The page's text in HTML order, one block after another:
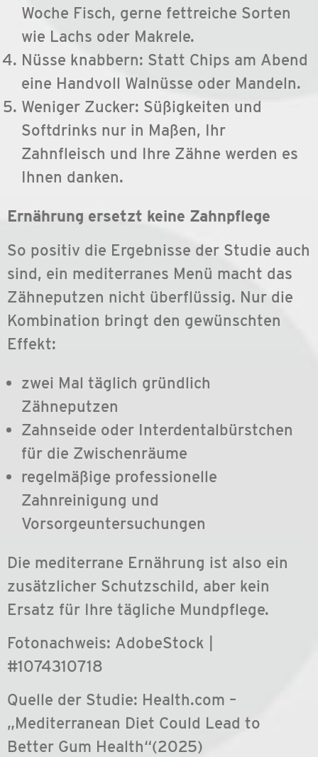
Woche Fisch, gerne fettreiche Sorten
wie Lachs oder Makrele.
Nüsse knabbern: Statt Chips am Abend
eine Handvoll Walnüsse oder Mandeln.
Weniger Zucker: Süßigkeiten und
Softdrinks nur in Maßen, Ihr
Zahnfleisch und Ihre Zähne werden es
Ihnen danken.
Ernährung ersetzt keine Zahnpflege
So positiv die Ergebnisse der Studie auch
sind, ein mediterranes Menü macht das
Zähneputzen nicht überflüssig. Nur die
Kombination bringt den gewünschten
Effekt:
zwei Mal täglich gründlich
Zähneputzen
Zahnseide oder Interdentalbürstchen
für die Zwischenräume
regelmäßige professionelle
Zahnreinigung und
Vorsorgeuntersuchungen
Die mediterrane Ernährung ist also ein
zusätzlicher Schutzschild, aber kein
Ersatz für Ihre tägliche Mundpflege.
Fotonachweis: AdobeStock |
#1074310718
Quelle der Studie: Health.com –
„Mediterranean Diet Could Lead to
Better Gum Health“(2025)